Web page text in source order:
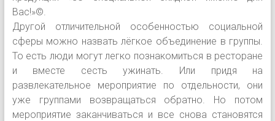
Вас!»©.
Другой отличительной особенностью социальной
сферы можно назвать лёгкое объединение в группы.
То есть люди могут легко познакомиться в ресторане
и вместе сесть ужинать. Или придя на
развлекательное мероприятие по отдельности, они
уже группами возвращаться обратно. Но потом
мероприятие заканчиваться и все снова становятся